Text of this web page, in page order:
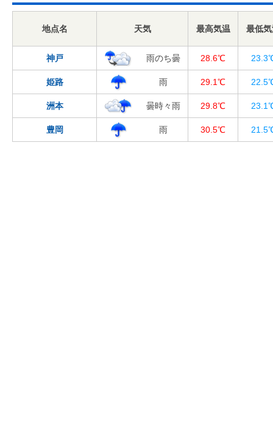
地点名 天気 最高気温 最低
神戸 雨のち曇 28.6℃
姫路 雨 29.1℃
洲本 曇時々雨 29.8℃
豊岡 雨 30.5℃